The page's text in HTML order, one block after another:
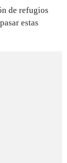
de refugios
estas